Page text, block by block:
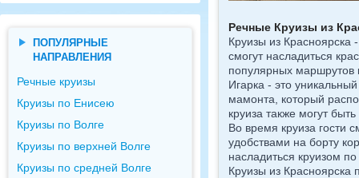
ПОПУЛЯРНЫЕ
НАПРАВЛЕНИЯ
Речные круизы
Круизы по Енисею
Круизы по Волге
Круизы по верхней Волге
Круизы по средней Волге
Речные Круизы из
Круизы из Красноярска
смогут насладиться
популярных маршрутов
Игарка - это
мамонта, который
круиза также могут
Во время круиза гости
удобствами на борту
насладиться круизом
Круизы из Красноярска